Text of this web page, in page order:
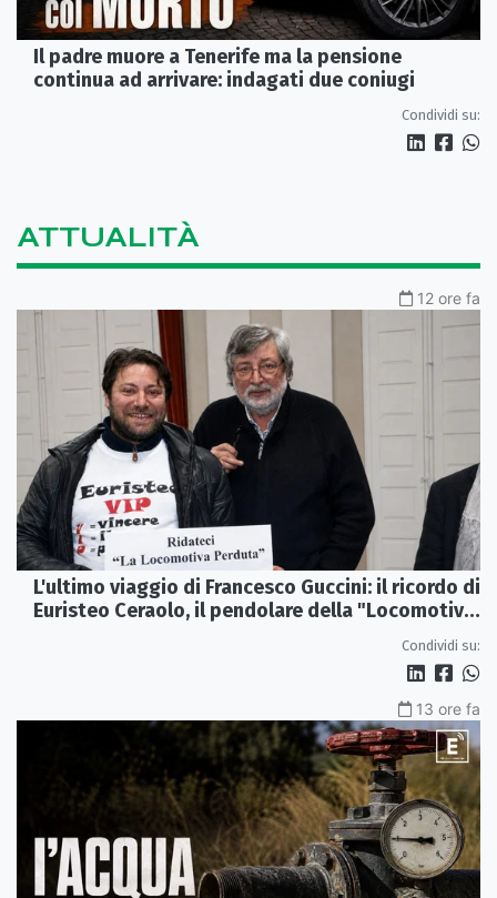
Il padre muore a Tenerife ma la pensione
continua ad arrivare: indagati due coniugi
Condividi su:
ATTUALITÀ
12 ore fa
L'ultimo viaggio di Francesco Guccini: il ricordo di
Euristeo Ceraolo, il pendolare della "Locomotiva
Condividi su:
13 ore fa